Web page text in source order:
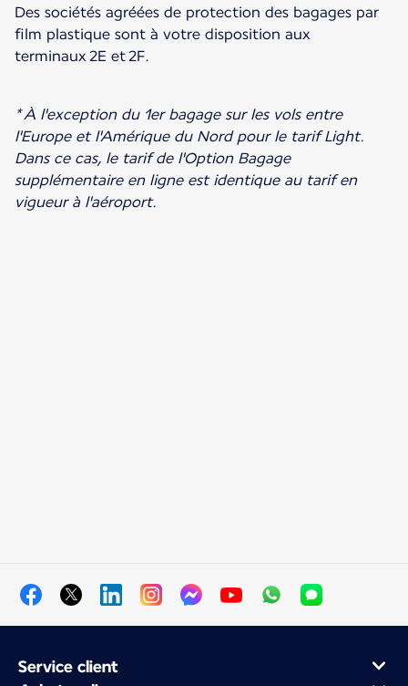
Des sociétés agréées de protection des bagages par
film plastique sont à votre disposition aux
terminaux 2E et 2F.
* À l'exception du 1er bagage sur les vols entre
l'Europe et l'Amérique du Nord pour le tarif Light.
Dans ce cas, le tarif de l'Option Bagage
supplémentaire en ligne est identique au tarif en
vigueur à l'aéroport.
Service client